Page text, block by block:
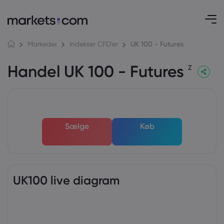
Markeder Indekser CFD'er UK 100 - Futures
Handel UK 100 - Futures Z
Sælge Køb
UK100 live diagram